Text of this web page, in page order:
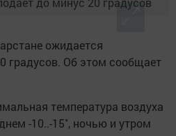
ожидается
градусов. Об этом сообщает
температура воздуха
-10..-15˚, ночью и утром